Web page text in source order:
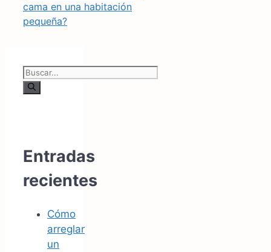
cama en una habitación
pequeña?
Buscar:
Entradas
recientes
Cómo
arreglar
un